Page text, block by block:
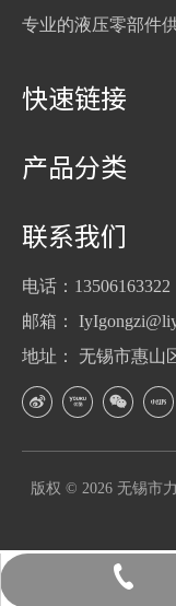
专业的液压零部件
快速链接
产品分类
联系我们
电话：13506163322
邮箱：
地址： 无锡市惠山
版权 © 2026 无锡市